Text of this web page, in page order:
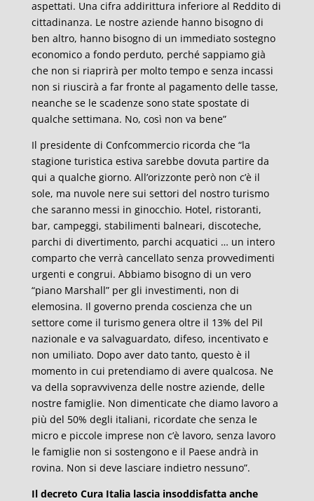
aspettati. Una cifra addirittura inferiore al Reddito di
cittadinanza. Le nostre aziende hanno bisogno di
ben altro, hanno bisogno di un immediato sostegno
economico a fondo perduto, perché sappiamo già
che non si riaprirà per molto tempo e senza incassi
non si riuscirà a far fronte al pagamento delle tasse,
neanche se le scadenze sono state spostate di
qualche settimana. No, così non va bene”
Il presidente di Confcommercio ricorda che “la
stagione turistica estiva sarebbe dovuta partire da
qui a qualche giorno. All’orizzonte però non c’è il
sole, ma nuvole nere sui settori del nostro turismo
che saranno messi in ginocchio. Hotel, ristoranti,
bar, campeggi, stabilimenti balneari, discoteche,
parchi di divertimento, parchi acquatici … un intero
comparto che verrà cancellato senza provvedimenti
urgenti e congrui. Abbiamo bisogno di un vero
“piano Marshall” per gli investimenti, non di
elemosina. Il governo prenda coscienza che un
settore come il turismo genera oltre il 13% del Pil
nazionale e va salvaguardato, difeso, incentivato e
non umiliato. Dopo aver dato tanto, questo è il
momento in cui pretendiamo di avere qualcosa. Ne
va della sopravvivenza delle nostre aziende, delle
nostre famiglie. Non dimenticate che diamo lavoro a
più del 50% degli italiani, ricordate che senza le
micro e piccole imprese non c’è lavoro, senza lavoro
le famiglie non si sostengono e il Paese andrà in
rovina. Non si deve lasciare indietro nessuno”.
Il decreto Cura Italia lascia insoddisfatta anche